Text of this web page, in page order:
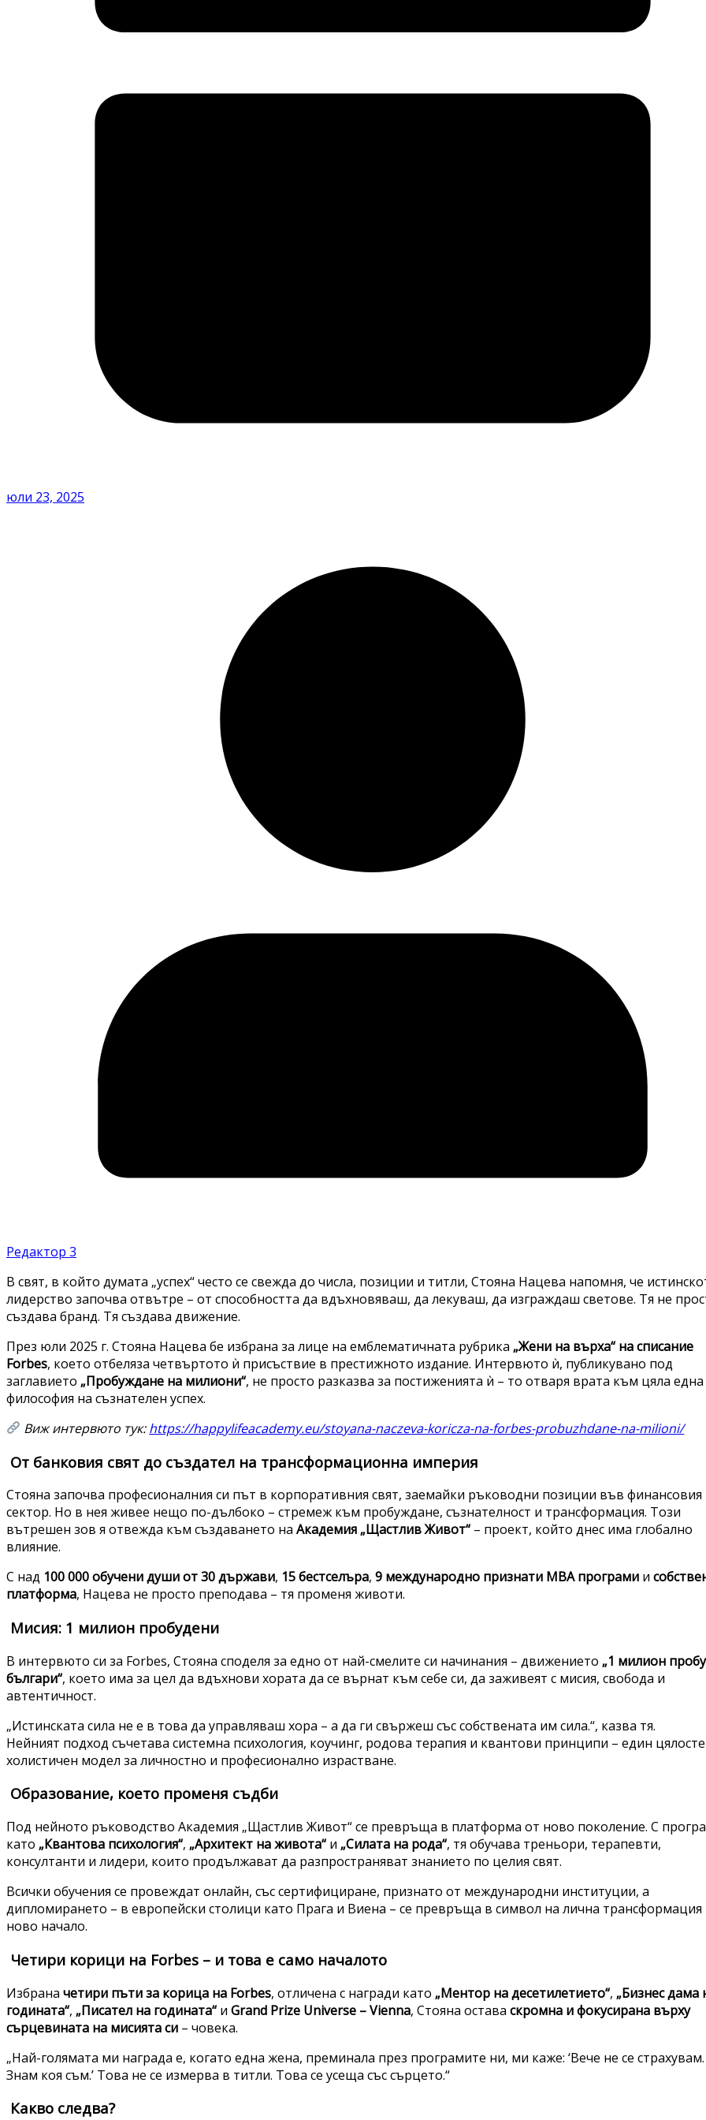
юли 23, 2025
Редактор 3
В свят, в който думата „успех“ често се свежда до числа, позиции и титли, Стояна Нацева напомня, че
лидерство започва отвътре – от способността да вдъхновяваш, да лекуваш, да изграждаш светове. Тя не
създава бранд. Тя създава движение.
През юли 2025 г. Стояна Нацева бе избрана за лице на емблематичната рубрика „Жени на върха“ на списание
Forbes, което отбеляза четвъртото ѝ присъствие в престижното издание. Интервюто ѝ, публикувано под
заглавието „Пробуждане на милиони“, не просто разказва за постиженията ѝ – то отваря врата към цяла една
философия на съзнателен успех.
Виж интервюто тук:https://happylifeacademy.eu/stoyana-naczeva-koricza-na-forbes-probuzhdane-na-milioni/
От банковия свят до създател на трансформационна империя
Стояна започва професионалния си път в корпоративния свят, заемайки ръководни позиции във финансовия
сектор. Но в нея живее нещо по-дълбоко – стремеж към пробуждане, съзнателност и трансформация. Този
вътрешен зов я отвежда към създаването на Академия „Щастлив Живот“ – проект, който днес има глобално
влияние.
С над 100 000 обучени души от 30 държави, 15 бестселъра, 9 международно признати MBA програми и
платформа, Нацева не просто преподава – тя променя животи.
Мисия: 1 милион пробудени
В интервюто си за Forbes, Стояна споделя за едно от най-смелите си начинания – движението „1 милион
българи“, което има за цел да вдъхнови хората да се върнат към себе си, да заживеят с мисия, свобода и
автентичност.
„Истинската сила не е в това да управляваш хора – а да ги свържеш със собствената им сила.“, казва тя.
Нейният подход съчетава системна психология, коучинг, родова терапия и квантови принципи – един
холистичен модел за личностно и професионално израстване.
Образование, което променя съдби
Под нейното ръководство Академия „Щастлив Живот“ се превръща в платформа от ново поколение. С
като „Квантова психология“, „Архитект на живота“ и „Силата на рода“, тя обучава треньори, терапевти,
консултанти и лидери, които продължават да разпространяват знанието по целия свят.
Всички обучения се провеждат онлайн, със сертифициране, признато от международни институции, а
дипломирането – в европейски столици като Прага и Виена – се превръща в символ на лична трансформация
ново начало.
Четири корици на Forbes – и това е само началото
Избрана четири пъти за корица на Forbes, отличена с награди като „Ментор на десетилетието“, „Бизнес дама
годината“, „Писател на годината“ и Grand Prize Universe – Vienna, Стояна остава скромна и фокусирана върху
сърцевината на мисията си – човека.
„Най-голямата ми награда е, когато една жена, преминала през програмите ни, ми каже: ‘Вече не се страхувам.
Знам коя съм.’ Това не се измерва в титли. Това се усеща със сърцето.“
Какво следва?